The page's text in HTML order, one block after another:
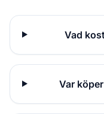
Vad
Var